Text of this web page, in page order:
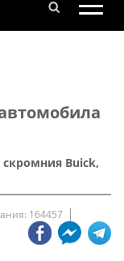
Buick,
164457